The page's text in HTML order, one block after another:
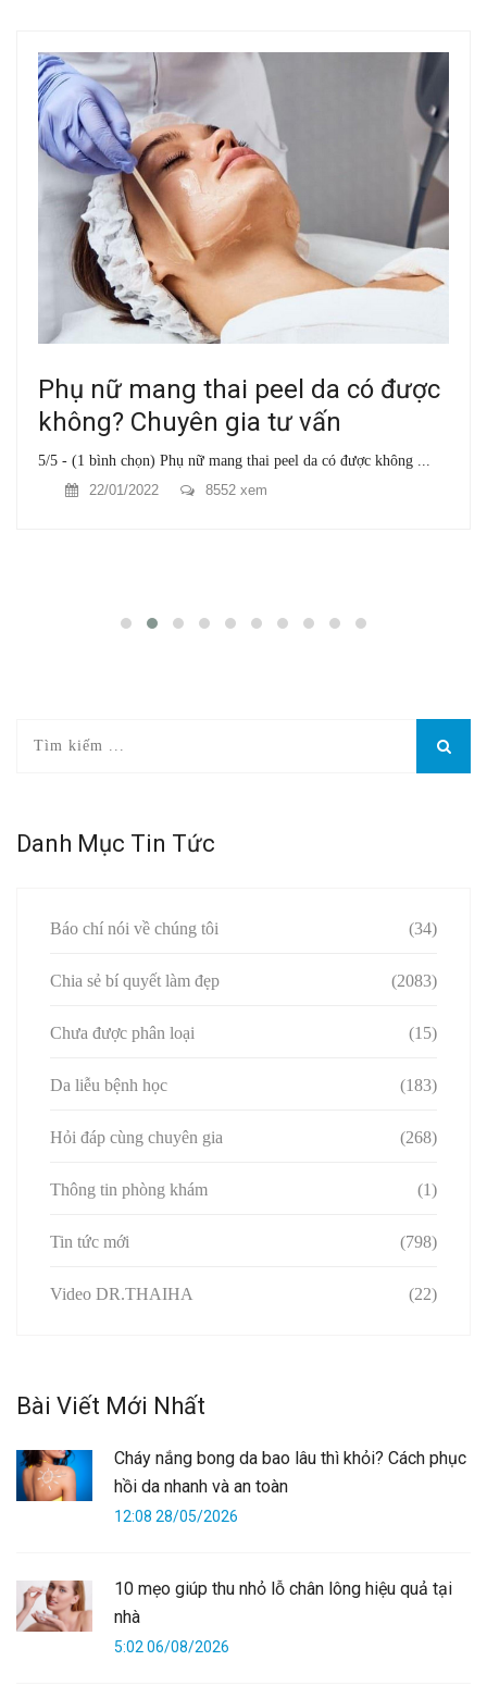
Phụ nữ mang thai peel da có được
không? Chuyên gia tư vấn
5/5 - (1 bình chọn) Phụ nữ mang thai peel da có được không ...
22/01/2022
8552 xem
Danh Mục Tin Tức
Báo chí nói về chúng tôi (34)
Chia sẻ bí quyết làm đẹp (2083)
Chưa được phân loại (15)
Da liễu bệnh học (183)
Hỏi đáp cùng chuyên gia (268)
Thông tin phòng khám (1)
Tin tức mới (798)
Video DR.THAIHA (22)
Bài Viết Mới Nhất
Cháy nắng bong da bao lâu thì khỏi? Cách phục
hồi da nhanh và an toàn
12:08 28/05/2026
10 mẹo giúp thu nhỏ lỗ chân lông hiệu quả tại
nhà
5:02 06/08/2026